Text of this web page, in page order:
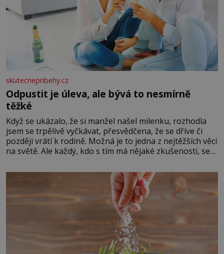
skutecnepribehy.cz
Odpustit je úleva, ale bývá to nesmírně
těžké
Když se ukázalo, že si manžel našel milenku, rozhodla
jsem se trpělivě vyčkávat, přesvědčena, že se dříve či
později vrátí k rodině. Možná je to jedna z nejtěžších věcí
na světě. Ale každý, kdo s tím má nějaké zkušenosti, se
Když se ke mně doneslo, že si manžel pořídil milenku,